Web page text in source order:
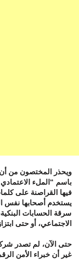
ويحذر المختصون من
فيها القراصنة على
يستخدم أصحابها نفس
سرقة الحسابات
الاجتماعي، أو حتى
غير أن خبراء الأمن